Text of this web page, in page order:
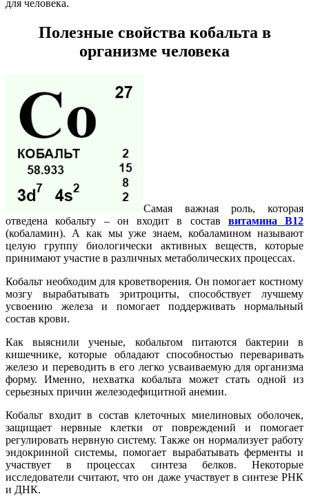
для человека.
Полезные свойства кобальта в
организме человека
Самая важная роль, которая
отведена кобальту – он входит в состав витамина B12
(кобаламин). А как мы уже знаем, кобаламином называют
целую группу биологически активных веществ, которые
принимают участие в различных метаболических процессах.
Кобальт необходим для кроветворения. Он помогает костному
мозгу вырабатывать эритроциты, способствует лучшему
усвоению железа и помогает поддерживать нормальный
состав крови.
Как выяснили ученые, кобальтом питаются бактерии в
кишечнике, которые обладают способностью переваривать
железо и переводить в его легко усваиваемую для организма
форму. Именно, нехватка кобальта может стать одной из
серьезных причин железодефицитной анемии.
Кобальт входит в состав клеточных миелиновых оболочек,
защищает нервные клетки от повреждений и помогает
регулировать нервную систему. Также он нормализует работу
эндокринной системы, помогает вырабатывать ферменты и
участвует в процессах синтеза белков. Некоторые
исследователи считают, что он даже участвует в синтезе РНК
и ДНК.